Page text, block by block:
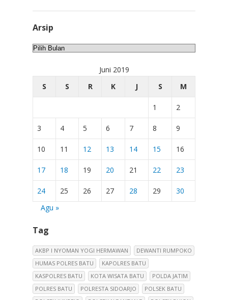
Arsip
Arsip
Juni 2019
S
S R K J S M
1 2
3 4 5 6 7 8 9
10 11 12 13 14 15 16
17 18 19 20 21 22 23
24 25 26 27 28 29
30
Agu »
Tag
AKBP I NYOMAN YOGI HERMAWAN
DEWANTI RUMPOKO
HUMAS POLRES BATU
KAPOLRES BATU
KASPOLRES BATU
KOTA WISATA BATU
POLDA JATIM
POLRES BATU
POLRESTA SIDOARJO
POLSEK BATU